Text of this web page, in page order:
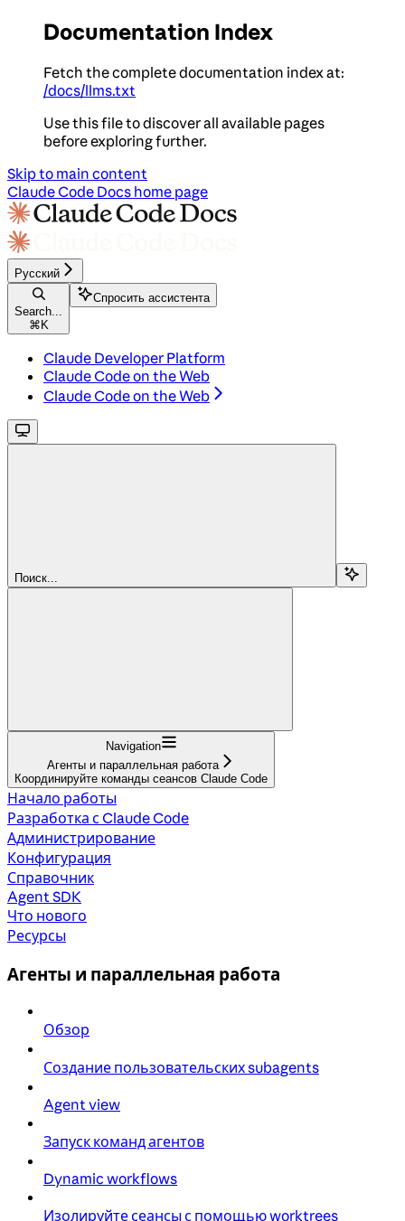
Documentation Index
Fetch the complete documentation index at:
/docs/llms.txt
Use this file to discover all available pages
before exploring further.
Skip to main content
Claude Code Docs home page
Русский
Search...
⌘ K
Спросить ассистента
Claude Developer Platform
Claude Code on the Web
Claude Code on the Web
Поиск...
Navigation
Агенты и параллельная работа
Координируйте команды сеансов Claude Code
Начало работы
Разработка с Claude Code
Администрирование
Конфигурация
Справочник
Agent SDK
Что нового
Ресурсы
Агенты и параллельная работа
Обзор
Создание пользовательских subagents
Agent view
Запуск команд агентов
Dynamic workflows
Изолируйте сеансы с помощью worktrees